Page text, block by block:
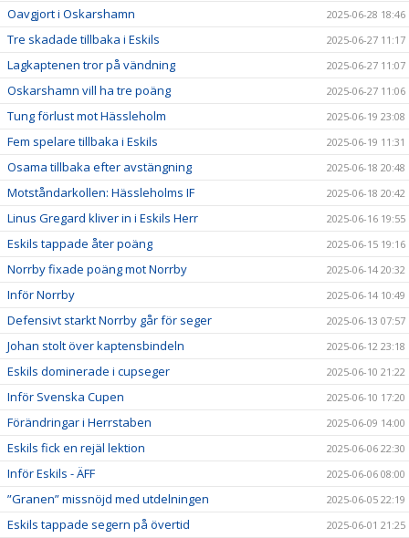
Oavgjort i Oskarshamn 2025-06-28 18:46
Tre skadade tillbaka i Eskils 2025-06-27 11:17
Lagkaptenen tror på vändning 2025-06-27 11:07
Oskarshamn vill ha tre poäng 2025-06-27 11:06
Tung förlust mot Hässleholm 2025-06-19 23:08
Fem spelare tillbaka i Eskils 2025-06-19 11:31
Osama tillbaka efter avstängning 2025-06-18 20:48
Motståndarkollen: Hässleholms IF 2025-06-18 20:42
Linus Gregard kliver in i Eskils Herr 2025-06-16 19:55
Eskils tappade åter poäng 2025-06-15 19:16
Norrby fixade poäng mot Norrby 2025-06-14 20:32
Inför Norrby 2025-06-14 10:49
Defensivt starkt Norrby går för seger 2025-06-13 07:57
Johan stolt över kaptensbindeln 2025-06-12 23:18
Eskils dominerade i cupseger 2025-06-10 21:22
Inför Svenska Cupen 2025-06-10 17:20
Förändringar i Herrstaben 2025-06-09 14:00
Eskils fick en rejäl lektion 2025-06-06 22:30
Inför Eskils - ÄFF 2025-06-06 08:00
”Granen” missnöjd med utdelningen 2025-06-05 22:19
Eskils tappade segern på övertid 2025-06-01 21:25